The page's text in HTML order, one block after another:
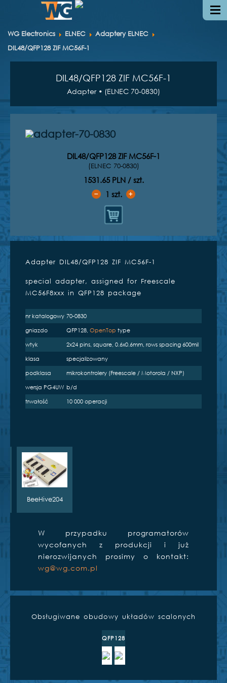
WG Electronics ELNEC
Adaptery ELNEC
DIL48/QFP128 ZIF MC56F-1
DIL48/QFP128 ZIF MC56F-1
Adapter • (ELNEC 70-0830)
DIL48/QFP128 ZIF MC56F-1
(ELNEC 70-0830)
1531.65 PLN / szt.
➕
1 szt.
➖
Adapter DIL48/QFP128 ZIF MC56F-1
special adapter, assigned for Freescale
MC56F8xxx in QFP128 package
nr katalogowy 70-0830
gniazdo
QFP128, OpenTop type
wtyk
2x24 pins, square, 0.6x0.6mm, rows spacing 600mil
klasa
specjalizowany
podklasa
mikrokontrolery (Freescale / Motorola / NXP)
wersja PG4UW b/d
trwałość
10 000 operacji
inżynierskie
BeeProg2 BeeProg2C
BeeHive204
W przypadku programatorów
wycofanych z produkcji i już
nierozwijanych prosimy o kontakt:
wg@wg.com.pl
Obsługiwane obudowy układów scalonych
QFP128